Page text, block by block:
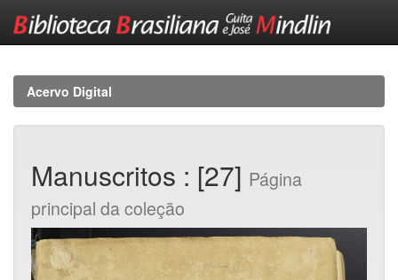
navigationAcervo Digital
Manuscritos : [27] Página
principal da coleção